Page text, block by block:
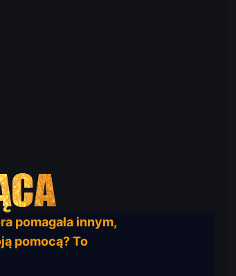
pomagała innym,
pomocą? To